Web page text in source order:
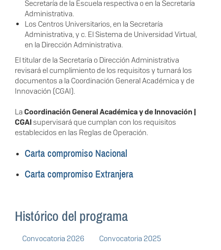
Secretaría de la Escuela respectiva o en la Secretaría
Administrativa.
Los Centros Universitarios, en la Secretaría
Administrativa, y c. El Sistema de Universidad Virtual,
en la Dirección Administrativa.
El titular de la Secretaría o Dirección Administrativa
revisará el cumplimiento de los requisitos y turnará los
documentos a la Coordinación General Académica y de
Innovación (CGAI).
La Coordinación General Académica y de Innovación |
CGAI supervisará que cumplan con los requisitos
establecidos en las Reglas de Operación.
Carta compromiso Nacional
Carta compromiso Extranjera
Histórico del programa
Convocatoria 2026 Convocatoria 2025